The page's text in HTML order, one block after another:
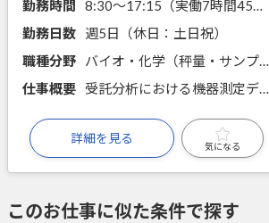
勤務時間
8:30～17:15（実働7時間45分）
勤務日数
週5日（休日：土日祝）
職種分野
バイオ・化学（秤量・サンプリング・分注、前処理・試薬調製、機器分析、顕微鏡観察、規格・規範に関する知識）
仕事概要
受託分析における機器測定データ解析と報告書作成業務
詳細を見る
気になる
このお仕事に似た条件で探す